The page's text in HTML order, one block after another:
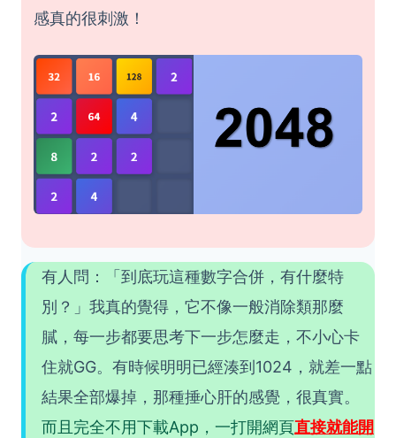
感真的很刺激！
有人問：「到底玩這種數字合併，有什麼特
別？」我真的覺得，它不像一般消除類那麼
膩，每一步都要思考下一步怎麼走，不小心卡
住就GG。有時候明明已經湊到1024，就差一點
結果全部爆掉，那種捶心肝的感覺，很真實。
而且完全不用下載App，一打開網頁直接就能開